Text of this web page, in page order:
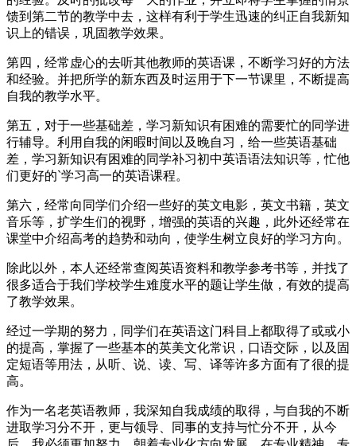
馈到第二节的教学中去，这样有利于学生迅速的纠正自我新知
识上的错误，巩固教学效果。
第四，经常虚心的去听其他教师的英语课，不断学习好的方法
和经验。并把所学的新东西及时运用于下一节课里，不断提高
自我的教学水平。
第五，对于一些基础差，学习新知识有困难的需要忙的同学进
行辅导。利用自我的闲暇时间以及晚自习，给一些英语基础
差，学习新知识有困难的同学补习初中英语语法知识等，忙他
们更好的`学习高一的英语课程。
第六，经常向同学们介绍一些好的英文电影，英文书籍，英文
音乐等，扩学生们的视野，增强的英语的兴趣，此外还经常在
课堂中介绍高考的趋势和动向，使学生树立良好的学习方向。
除此以外，本人还经常查阅英语资料和教学参考书等，并找了
很多适合于我们学校学生难度水平的题让学生做，有效的提高
了教学效果。
经过一学期的努力，同学们在英语这门科目上都取得了或或小
的提高，掌握了一些基本的英美文化常识，口语交际，以及固
定短语等用法，从听、说、读、写、译等许多方面有了很的提
高。
作为一名老英语教师，我深知自我成绩的取得，与自我的不断
进取学习分不开，更与领导、同事的支持与忙分不开，从今